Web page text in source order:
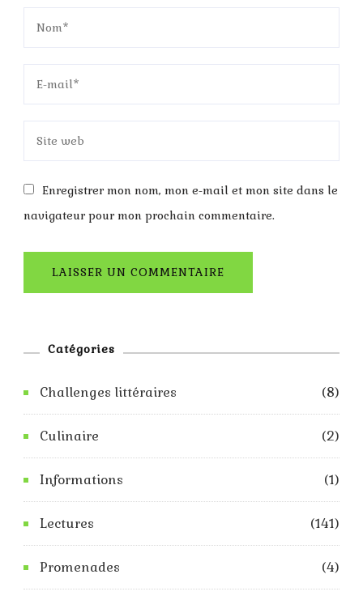
Enregistrer mon nom, mon e-mail et mon site dans le
navigateur pour mon prochain commentaire.
Catégories
Challenges littéraires (8)
Culinaire (2)
Informations (1)
Lectures (141)
Promenades (4)